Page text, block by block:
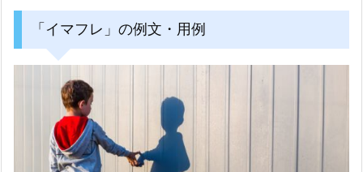
「イマフレ」の例文・用例